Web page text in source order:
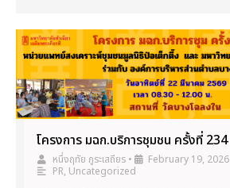
โครงการ มฉก.บริการชุมชน ครั้งที่ 234
หนึ่งฤทัย กูระเสถียร • February 19, 2026
PR, Uncategorized